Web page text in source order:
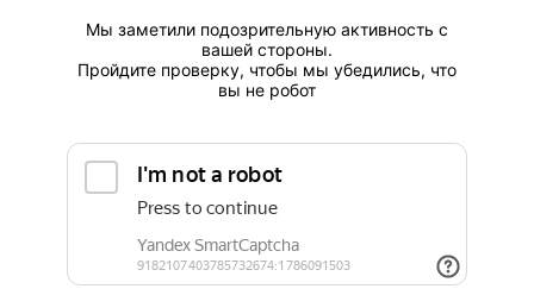
Мы заметили подозрительную активность с
вашей стороны.
Пройдите проверку, чтобы мы убедились, что
вы не робот